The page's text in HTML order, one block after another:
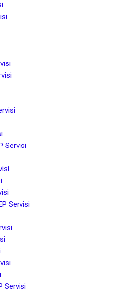
Servisi
Servisi
Servisi